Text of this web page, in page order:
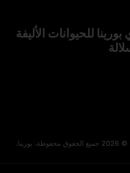
للحيوانات الأليفة
© 2026 جميع الحقوق محفوظة. بورينا.